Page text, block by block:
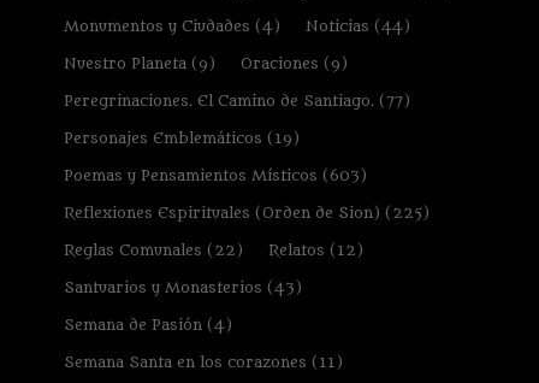
Monumentos y Ciudades (4) Noticias (44)
Nuestro Planeta(9) Oraciones (9)
Peregrinaciones. El Camino de Santiago.(77)
Personajes Emblemáticos (19)
Poemas y Pensamientos Místicos (603)
Reflexiones Espirituales (Orden de Sion) (225)
Reglas Comunales (22) Relatos (12)
Santuarios y Monasterios (43)
Semana de Pasión(4)
Semana Santa en los corazones (11)